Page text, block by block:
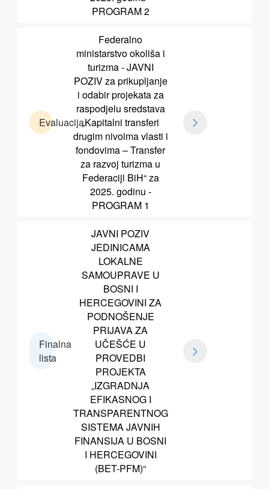
PROGRAM 2
Evaluacija
Federalno
ministarstvo okoliša i
turizma - JAVNI
POZIV za prikupljanje
i odabir projekata za
raspodjelu sredstava
„Kapitalni transferi
drugim nivoima vlasti i
fondovima – Transfer
za razvoj turizma u
Federaciji BiH“ za
2025. godinu -
PROGRAM 1
Finalna
lista
JAVNI POZIV
JEDINICAMA
LOKALNE
SAMOUPRAVE U
BOSNI I
HERCEGOVINI ZA
PODNOŠENJE
PRIJAVA ZA
UČEŠĆE U
PROVEDBI
PROJEKTA
„IZGRADNJA
EFIKASNOG I
TRANSPARENTNOG
SISTEMA JAVNIH
FINANSIJA U BOSNI
I HERCEGOVINI
(BET-PFM)“